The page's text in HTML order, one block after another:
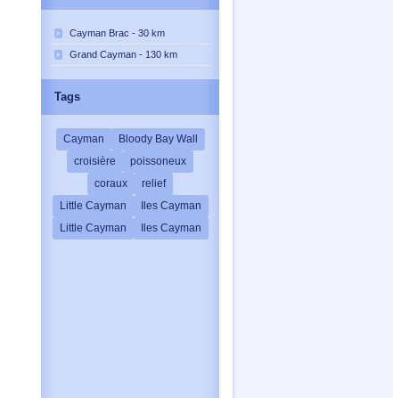
Cayman Brac - 30 km
Grand Cayman - 130 km
Tags
Cayman
Bloody Bay Wall
croisière
poissoneux
coraux
relief
Little Cayman
Iles Cayman
Little Cayman
Iles Cayman